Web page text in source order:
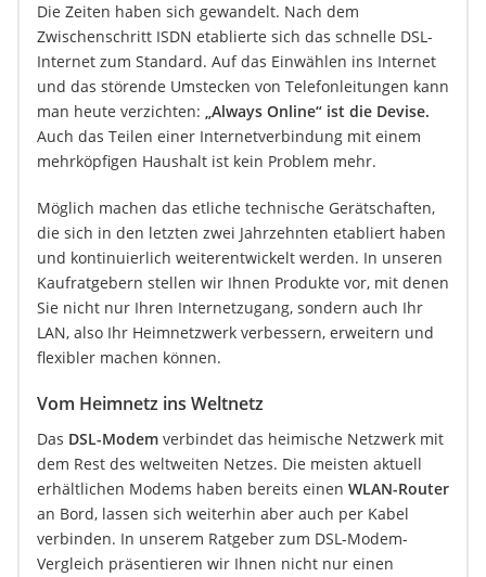
Die Zeiten haben sich gewandelt. Nach dem
Zwischenschritt ISDN etablierte sich das schnelle DSL-
Internet zum Standard. Auf das Einwählen ins Internet
und das störende Umstecken von Telefonleitungen kann
man heute verzichten: „Always Online“ ist die Devise.
Auch das Teilen einer Internetverbindung mit einem
mehrköpfigen Haushalt ist kein Problem mehr.
Möglich machen das etliche technische Gerätschaften,
die sich in den letzten zwei Jahrzehnten etabliert haben
und kontinuierlich weiterentwickelt werden. In unseren
Kaufratgebern stellen wir Ihnen Produkte vor, mit denen
Sie nicht nur Ihren Internetzugang, sondern auch Ihr
LAN, also Ihr Heimnetzwerk verbessern, erweitern und
flexibler machen können.
Vom Heimnetz ins Weltnetz
Das DSL-Modem verbindet das heimische Netzwerk mit
dem Rest des weltweiten Netzes. Die meisten aktuell
erhältlichen Modems haben bereits einen WLAN-Router
an Bord, lassen sich weiterhin aber auch per Kabel
verbinden. In unserem Ratgeber zum DSL-Modem-
Vergleich präsentieren wir Ihnen nicht nur einen